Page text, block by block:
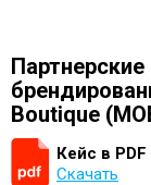
Boutique
Кейс в
Скачать